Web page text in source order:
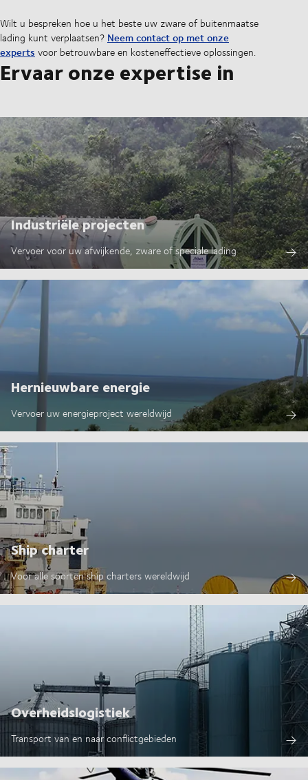
Wilt u bespreken hoe u het beste uw zware of buitenmaatse
lading kunt verplaatsen? Neem contact op met onze
experts voor betrouwbare en kosteneffectieve oplossingen.
Ervaar onze expertise in
Industriële projecten
Vervoer voor uw afwijkende, zware of speciale lading
Hernieuwbare energie
Vervoer uw energieproject wereldwijd
Ship charter
Voor alle soorten ship charters wereldwijd
Overheidslogistiek
Transport van en naar conflictgebieden